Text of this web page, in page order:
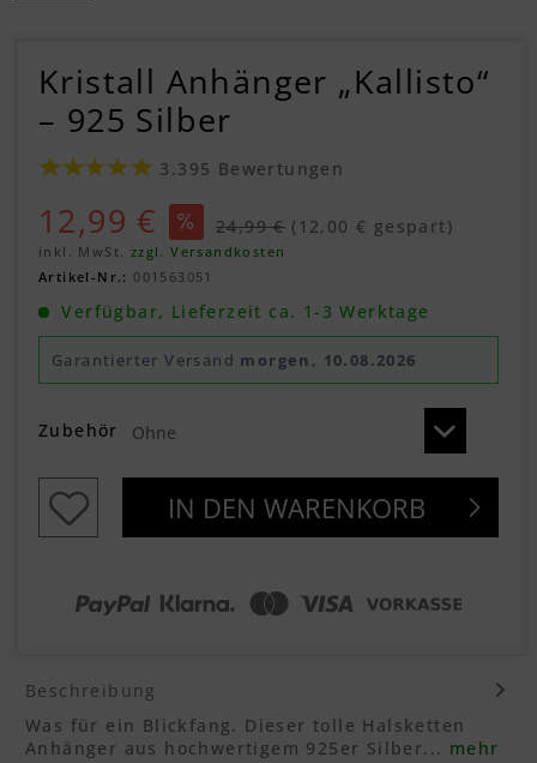
Kristall Anhänger „Kallisto“
– 925 Silber
3.395 Bewertungen
12,99 € 24,99 € (12,00 € gespart)
inkl. MwSt. zzgl. Versandkosten
Artikel-Nr.: 001563051
Verfügbar, Lieferzeit ca. 1-3 Werktage
Garantierter Versand morgen, 10.08.2026
Zubehör
IN DEN WARENKORB
Beschreibung
Was für ein Blickfang. Dieser tolle Halsketten
Anhänger aus hochwertigem 925er Silber... mehr